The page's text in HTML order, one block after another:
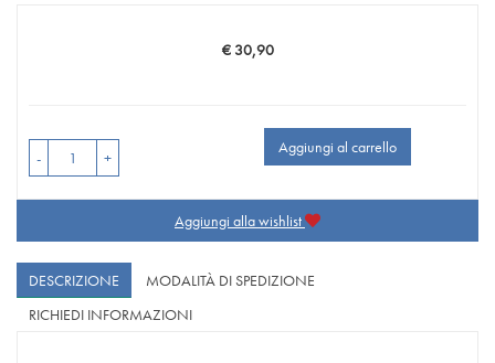
Prezzo
€ 30,90
- +
Aggiungi al carrello
Aggiungi alla wishlist
DESCRIZIONE
MODALITÀ DI SPEDIZIONE
RICHIEDI INFORMAZIONI